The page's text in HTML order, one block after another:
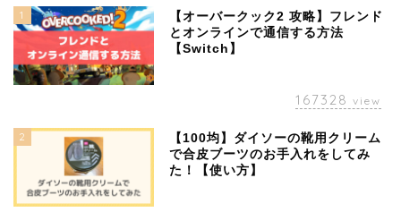
1
【オーバークック2 攻略】フレンド
とオンラインで通信する方法
【Switch】
167328 view
2
【100均】ダイソーの靴用クリーム
で合皮ブーツのお手入れをしてみ
た！【使い方】